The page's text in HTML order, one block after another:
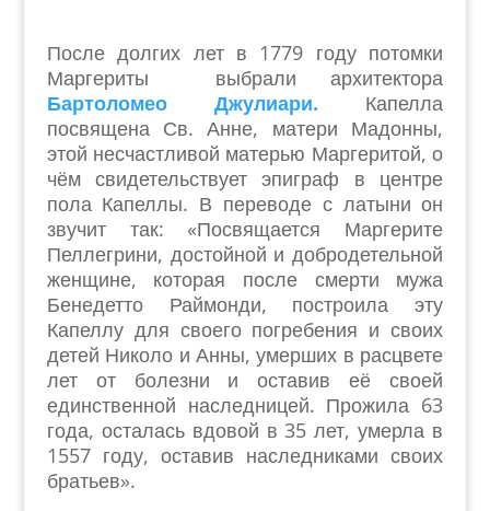
После долгих лет в 1779 году потомки
Маргериты выбрали архитектора
Бартоломео Джулиари. Капелла
посвящена Св. Анне, матери Мадонны,
этой несчастливой матерью Маргеритой, о
чём свидетельствует эпиграф в центре
пола Капеллы. В переводе с латыни он
звучит так: «Посвящается Маргерите
Пеллегрини, достойной и добродетельной
женщине, которая после смерти мужа
Бенедетто Раймонди, построила эту
Капеллу для своего погребения и своих
детей Николо и Анны, умерших в расцвете
лет от болезни и оставив её своей
единственной наследницей. Прожила 63
года, осталась вдовой в 35 лет, умерла в
1557 году, оставив наследниками своих
братьев».